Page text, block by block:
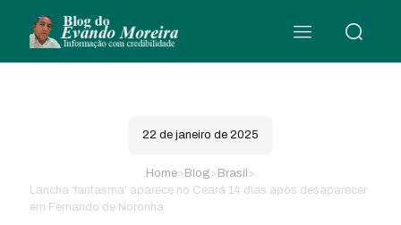
22 de janeiro de 2025
Home> Blog> Brasil >
Lancha ‘fantasma’ aparece no Ceará 14 dias após desaparecer
em Fernando de Noronha